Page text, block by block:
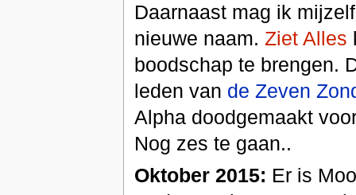
Daarnaast mag ik
nieuwe naam. Ziet Alles
boodschap te brengen.
leden van de Zeven
Alpha doodgemaakt
Nog zes te gaan..
Oktober 2015: Er is